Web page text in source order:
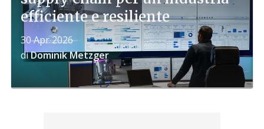
efficiente e resiliente
30 Apr 2026
diDominik Metzger